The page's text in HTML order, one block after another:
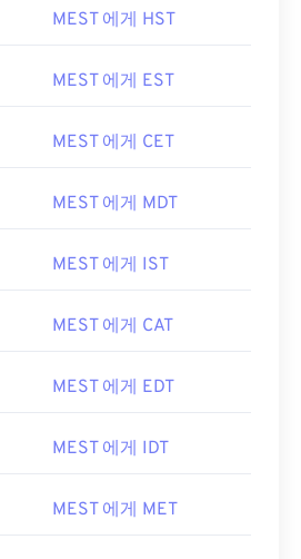
MEST 에게 HST
MEST 에게 EST
MEST 에게 CET
MEST 에게 MDT
MEST 에게 IST
MEST 에게 CAT
MEST 에게 EDT
MEST 에게 IDT
MEST 에게 MET